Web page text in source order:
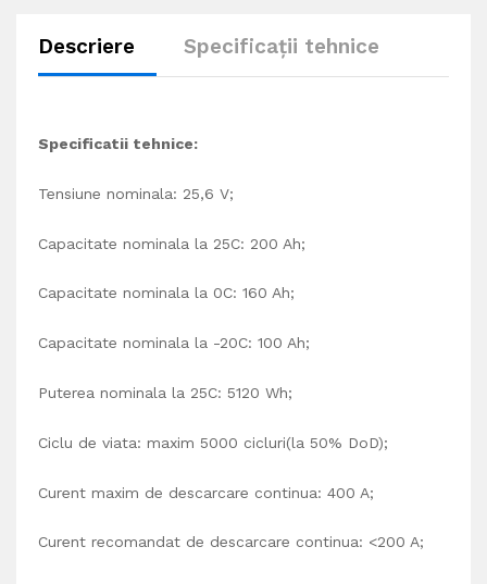
Descriere Specificații tehnice
Specificatii tehnice:
Tensiune nominala: 25,6 V;
Capacitate nominala la 25C: 200 Ah;
Capacitate nominala la 0C: 160 Ah;
Capacitate nominala la -20C: 100 Ah;
Puterea nominala la 25C: 5120 Wh;
Ciclu de viata: maxim 5000 cicluri(la 50% DoD);
Curent maxim de descarcare continua: 400 A;
Curent recomandat de descarcare continua: <200 A;